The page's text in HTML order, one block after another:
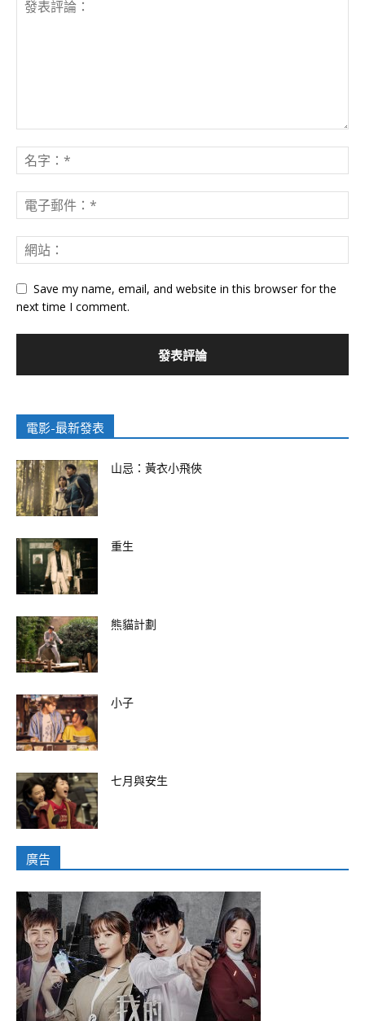
Save my name, email, and website in this browser for the
next time I comment.
電影-最新發表
山忌：黃衣小飛俠
重生
熊貓計劃
小子
七月與安生
廣告